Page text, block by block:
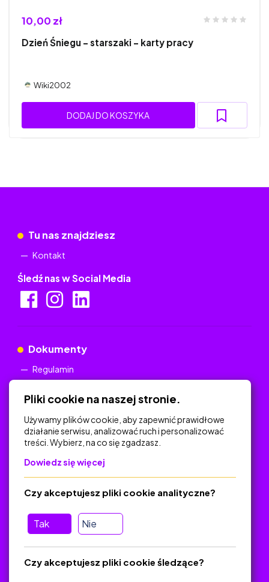
10,00 zł
Dzień Śniegu - starszaki - karty pracy
Wiki2002
DODAJ DO KOSZYKA
Tu nas znajdziesz
Kontakt
Śledź nas w Social Media
Dokumenty
Regulamin
Na skróty
Polityka Prywatności
O platformie
Baza materiałów dydaktycznych
Jak zostać autorem
Pliki cookie na naszej stronie.
Używamy plików cookie, aby zapewnić prawidłowe
działanie serwisu, analizować ruch i personalizować
treści. Wybierz, na co się zgadzasz.
Dowiedz się więcej
Tak Nie
Czy akceptujesz pliki cookie analityczne?
Czy akceptujesz pliki cookie śledzące?